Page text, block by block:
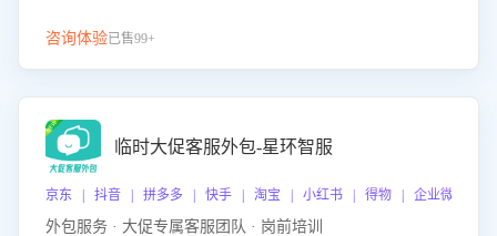
咨询体验已售99+
临时大促客服外包-星环智服
京东 | 抖音 | 拼多多 | 快手 | 淘宝 | 小红书 | 得物 | 企业微信
外包服务 · 大促专属客服团队 · 岗前培训